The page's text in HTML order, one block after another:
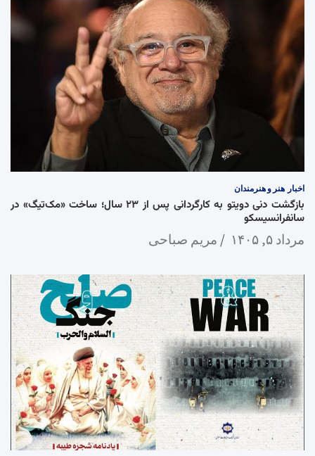
اخبار هنر و هنرمندان
بازگشت دنی دویتو به کارگردانی پس از ۲۳ سال؛ ساخت «مک‌تیگ» در
سانفرانسیسکو
مرداد ۵, ۱۴۰۵ مریم صباحی